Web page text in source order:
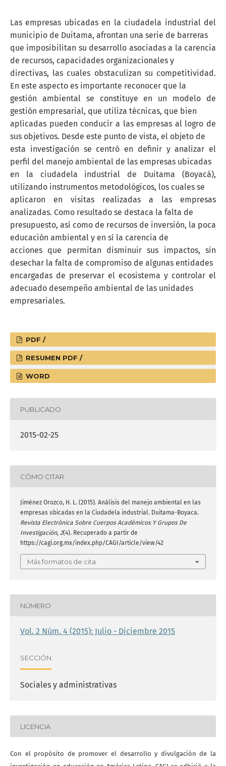
Las empresas ubicadas en la ciudadela industrial del
municipio de Duitama, afrontan una serie de barreras
que imposibilitan su desarrollo asociadas a la carencia
de recursos, capacidades organizacionales y
directivas, las cuales obstaculizan su competitividad.
En este aspecto es importante reconocer que la
gestión ambiental se constituye en un modelo de
gestión empresarial, que utiliza técnicas, que bien
aplicadas pueden conducir a las empresas al logro de
sus objetivos. Desde este punto de vista, el objeto de
esta investigación se centró en definir y analizar el
perfil del manejo ambiental de las empresas ubicadas
en la ciudadela industrial de Duitama (Boyacá),
utilizando instrumentos metodológicos, los cuales se
aplicaron en visitas realizadas a las empresas
analizadas. Como resultado se destaca la falta de
presupuesto, así como de recursos de inversión, la poca
educación ambiental y en sí la carencia de
acciones que permitan disminuir sus impactos, sin
desechar la falta de compromiso de algunas entidades
encargadas de preservar el ecosistema y controlar el
adecuado desempeño ambiental de las unidades
empresariales.
PDF /
RESUMEN PDF /
WORD
PUBLICADO
2015-02-25
CÓMO CITAR
Jiménez Orozco, H. L. (2015). Análisis del manejo ambiental en las
empresas ubicadas en la Ciudadela industrial. Duitama-Boyaca.
Revista Electrónica Sobre Cuerpos Académicos Y Grupos De
Investigación, 2(4). Recuperado a partir de
https://cagi.org.mx/index.php/CAGI/article/view/42
Más formatos de cita
NÚMERO
Vol. 2 Núm. 4 (2015): Julio - Diciembre 2015
SECCIÓN
Sociales y administrativas
LICENCIA
Con el propósito de promover el desarrollo y divulgación de la